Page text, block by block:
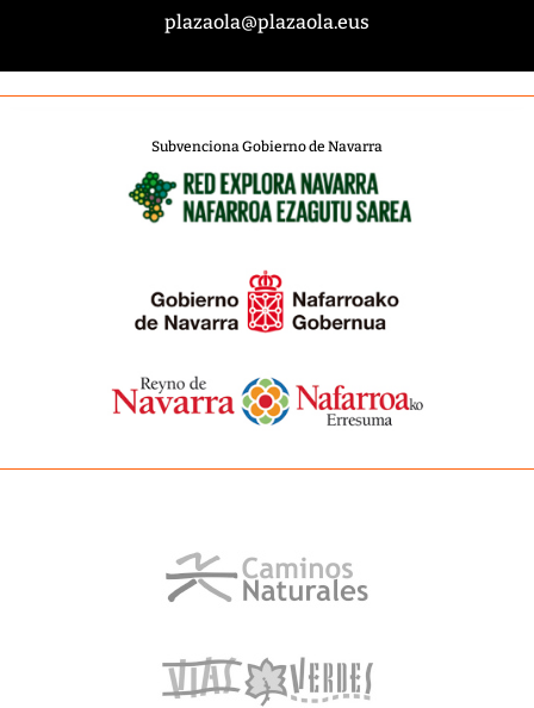
plazaola@plazaola.eus
Subvenciona Gobierno de Navarra